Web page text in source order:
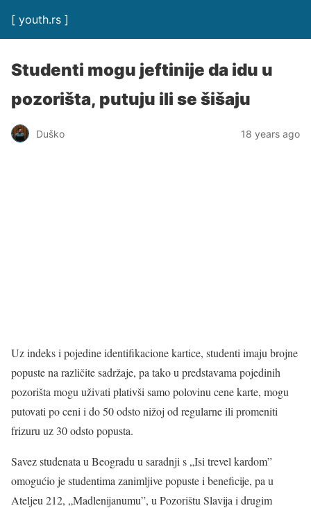
[ youth.rs ]
Studenti mogu jeftinije da idu u
pozorišta, putuju ili se šišaju
Duško 18 years ago
Uz indeks i pojedine identifikacione kartice, studenti imaju brojne
popuste na različite sadržaje, pa tako u predstavama pojedinih
pozorišta mogu uživati plativši samo polovinu cene karte, mogu
putovati po ceni i do 50 odsto nižoj od regularne ili promeniti
frizuru uz 30 odsto popusta.
Savez studenata u Beogradu u saradnji s „Isi trevel kardom”
omogućio je studentima zanimljive popuste i beneficije, pa u
Ateljeu 212, „Madlenijanumu”, u Pozorištu Slavija i drugim